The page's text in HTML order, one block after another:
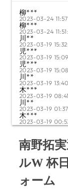
柳***
2023-03-24
柳***
2023-03-24
川**
2023-03-19
児***
2023-03-19
児***
2023-03-19
川**
2023-03-19
木***
2023-03-19
川**
2023-03-19
木***
2023-03-19
川**
南野拓
ルW 杯
ォーム